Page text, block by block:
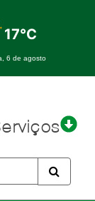
17°C
6 de agosto